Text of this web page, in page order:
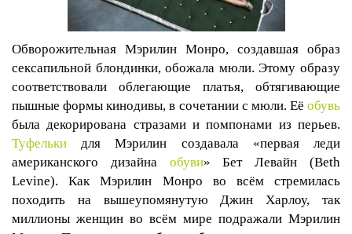
Обворожительная Мэрилин Монро, создавшая образ
сексапильной блондинки, обожала мюли. Этому образу
соответствовали облегающие платья, обтягивающие
пышные формы кинодивы, в сочетании с мюли. Её обувь
была декорирована стразами и помпонами из перьев.
Туфельки для Мэрилин создавала «первая леди
американского дизайна обуви» Бет Левайн (Beth
Levine). Как Мэрилин Монро во всём стремилась
походить на вышеупомянутую Джин Харлоу, так
миллионы женщин во всём мире подражали Мэрилин